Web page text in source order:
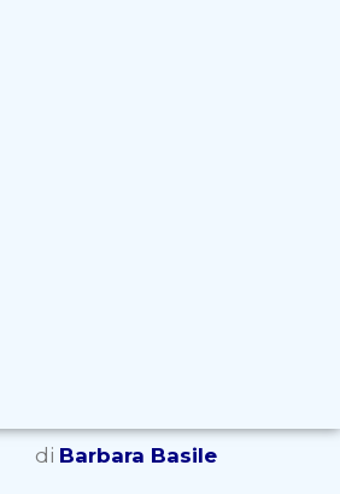
di Barbara Basile